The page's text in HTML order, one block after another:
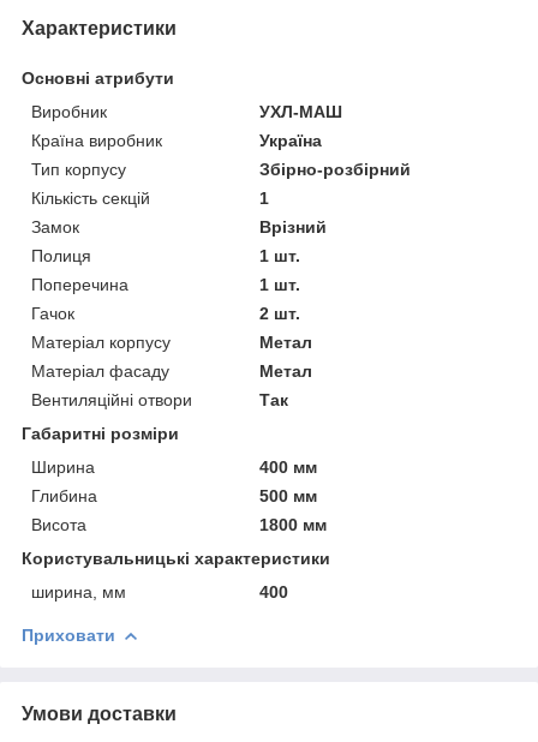
Характеристики
Основні атрибути
Виробник
УХЛ-МАШ
Країна виробник
Україна
Тип корпусу
Збірно-розбірний
Кількість секцій
1
Замок
Врізний
Полиця
1 шт.
Поперечина
1 шт.
Гачок
2 шт.
Матеріал корпусу
Метал
Матеріал фасаду
Метал
Вентиляційні отвори
Так
Габаритні розміри
Ширина
400 мм
Глибина
500 мм
Висота
1800 мм
Користувальницькі характеристики
ширина, мм
400
Приховати
Умови доставки